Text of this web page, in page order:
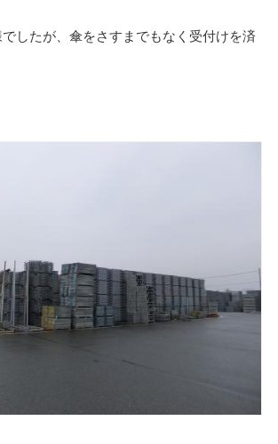
したが、傘をさすまでもなく受付けを済